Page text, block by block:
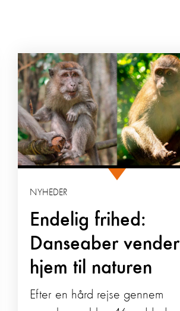
Endelig frihed:
Danseaber vender
hjem til naturen
NYHEDER
Efter en hård rejse gennem